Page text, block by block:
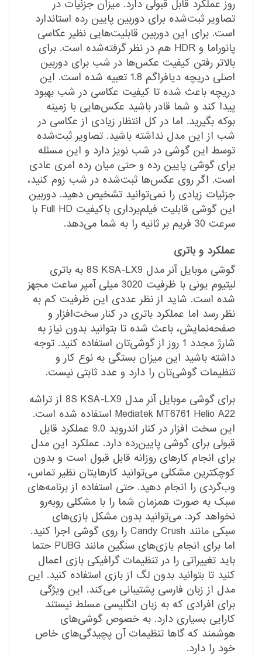
روز عملکرد قابل قبولی دارد. میزان جزئیات در
تصاویر ثبت‌شده برای دوربین پایین رده استاندارد
است. برای این دوربین قابلیت‌هایی نظیر عکاسی
پانوراما و HDR هم در نظر گرفته‌شده است. برای
بالاتر رفتن کیفیت عکس‌ها در شب برای دوربین
اصلی دریچه دیافراگم 1.8 تعبیه شده است. این
دریچه باعث شده تا کیفیت عکاسی در شب بهبود
پیدا کند و شما قادر باشید عکس‌هایی با زمینه
بوکه بگیرید. اما در کل انتظار زیادی از عکاسی در
شب از این مدل نداشته باشید. تصاویر ثبت‌شده
توسط این گوشی در شب نویز دارد و این مسئله
برای گوشی پایین رده و حتی میان رده امری عادی
است. اگر روی عکس‌ها ثبت‌شده در شب زوم کنید،
جزئیات زیادی را نمی‌توانید تشخیص دهید. دوربین
این گوشی قابلیت فیلم‌برداری باکیفیت Full HD با
سرعت 30 فریم بر ثانیه را به شما می‌دهد.
عملکرد و باتری
گوشی موبایل آنر مدل 8S KSA-LX9 به باتری
لیتیوم یونی با ظرفیت 3020 میلی آمپر ساعت مجهز
شده است. شاید از نظر عددی این ظرفیت کم به
نظر رسد اما عملکرد باتری در کنار سخت‌افزار و
صفحه‌نمایش، باعث شده تا بتوانید بدون نیاز به
شارژ مجدد 1 روز از گوشی‌تان استفاده کنید. توجه
داشته باشید این میزان بستگی به نوع کار و
تنظیمات گوشی‌تان را دارد و عدد ثابتی نیست.
برای گوشی موبایل آنر مدل 8S KSA-LX9 از تراشه
Mediatek MT6761 Helio A22 استفاده شده است.
این سخت افزار در کنار اندروید 9.0 عملکرد قابل
قبولی برای گوشی پایین‌رده دارد. عملکرد این مدل
برای انجام کارهای روزانه قابل قبول است و بدون
کوچکترین مشکلی می‌توانید کارهایتان نظیر تماس،
وب‌گردی را انجام دهید. حتی استفاده از برنامه‌های
سبک به صورت همزمان شما را با مشکلی روبه‌رو
نخواهد کرد. می‌توانید بدون مشکل بازی‌های
سبکی مانند Candy Crush را روی گوشی اجرا کنید.
اما برای انجام بازی‌های سنگین مانند PUBG حتما
باید تغییراتی را در تنظیمات گرافیکی بازی اعمال
کنید تا بتوانید بدون لگ از بازی استفاده کنید. این
مدل از زبان فارسی پشتیبانی می‌کند. این ویژگی
برای افرادی که به زبان انگلیسی مسلط نیستند
کارایی بسیاری دارد. به خصوص گوشی‌های
هوشمند که گاها تنظیمات آن پچیدگی‌های خاص
خود را دارد.